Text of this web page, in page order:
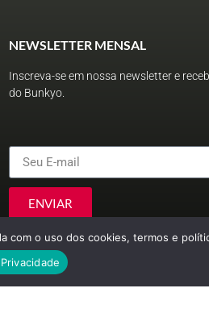
NEWSLETTER MENSAL
Inscreva-se em nossa newsletter e
do Bunkyo.
ENVIAR
com o uso dos cookies, termos e